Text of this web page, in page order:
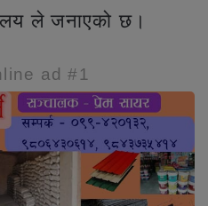
ले जनाएको छ।
ad #1